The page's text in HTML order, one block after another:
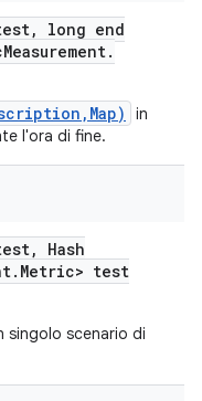
,
long end
Measurement.
in
l'ora di fine.
,
Hash
. Metric> test
singolo scenario di